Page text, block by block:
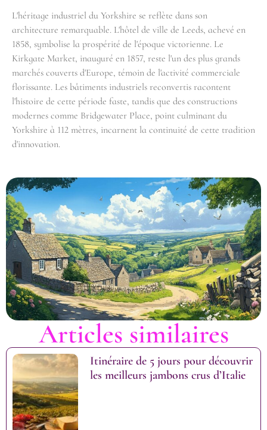
L'héritage industriel du Yorkshire se reflète dans son
architecture remarquable. L'hôtel de ville de Leeds, achevé en
1858, symbolise la prospérité de l'époque victorienne. Le
Kirkgate Market, inauguré en 1857, reste l'un des plus grands
marchés couverts d'Europe, témoin de l'activité commerciale
florissante. Les bâtiments industriels reconvertis racontent
l'histoire de cette période faste, tandis que des constructions
modernes comme Bridgewater Place, point culminant du
Yorkshire à 112 mètres, incarnent la continuité de cette tradition
d'innovation.
Articles similaires
Itinéraire de 5 jours pour découvrir
les meilleurs jambons crus d’Italie